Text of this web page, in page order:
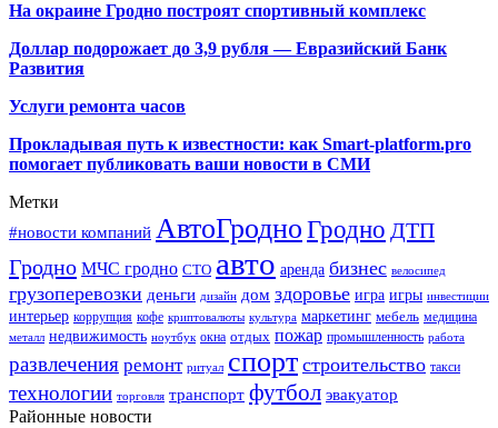
На окраине Гродно построят спортивный комплекс
Доллар подорожает до 3,9 рубля — Евразийский Банк
Развития
Услуги ремонта часов
Прокладывая путь к известности: как Smart-platform.pro
помогает публиковать ваши новости в СМИ
Метки
#новости компаний АвтоГродноГродно ДТП
Гродно МЧС гродно СТО авто аренда бизнес велосипед
грузоперевозки деньги дизайн дом здоровье игра игры инвестиции
интерьер коррупция кофе криптовалюты культура маркетинг мебель медицина
металл недвижимость ноутбук окна отдых пожар промышленность работа
развлечения ремонт ритуал спорт строительство такси
технологии торговля транспорт футбол эвакуатор
Районные новости